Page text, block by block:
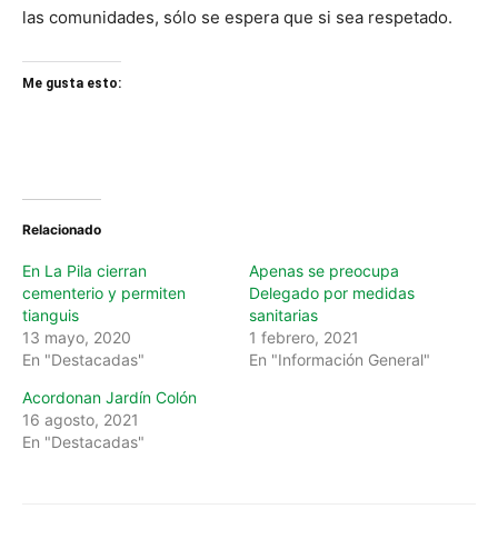
las comunidades, sólo se espera que si sea respetado.
Me gusta esto:
Relacionado
En La Pila cierran
cementerio y permiten
tianguis
13 mayo, 2020
En "Destacadas"
Apenas se preocupa
Delegado por medidas
sanitarias
1 febrero, 2021
En "Información General"
Acordonan Jardín Colón
16 agosto, 2021
En "Destacadas"